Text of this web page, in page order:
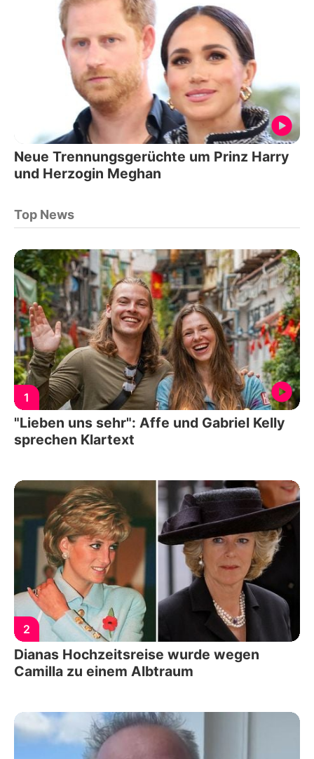
Neue Trennungsgerüchte um Prinz Harry
und Herzogin Meghan
Top News
1
"Lieben uns sehr": Affe und Gabriel Kelly
sprechen Klartext
2
Dianas Hochzeitsreise wurde wegen
Camilla zu einem Albtraum